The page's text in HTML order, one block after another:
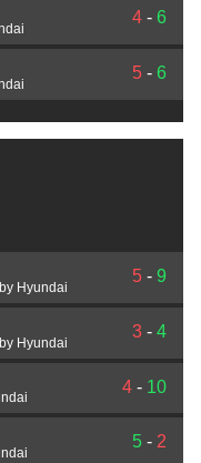
4 - 6
5 - 6
Hyundai
5 - 9
Hyundai
3 - 4
4 - 10
5 - 2